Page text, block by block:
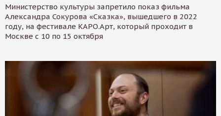
Министерство культуры запретило показ фильма
Александра Сокурова «Сказка», вышедшего в 2022
году, на фестивале КАРО.Арт, который проходит в
Москве с 10 по 15 октября